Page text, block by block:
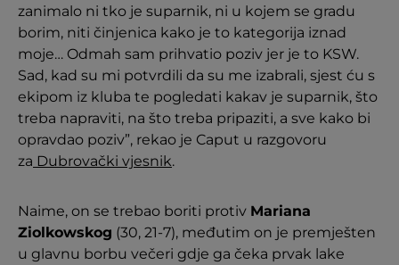
zanimalo ni tko je suparnik, ni u kojem se gradu
borim, niti činjenica kako je to kategorija iznad
moje… Odmah sam prihvatio poziv jer je to KSW.
Sad, kad su mi potvrdili da su me izabrali, sjest ću s
ekipom iz kluba te pogledati kakav je suparnik, što
treba napraviti, na što treba pripaziti, a sve kako bi
opravdao poziv”, rekao je Caput u razgovoru
za Dubrovački vjesnik.
Naime, on se trebao boriti protiv Mariana
Ziolkowskog (30, 21-7), međutim on je premješten
u glavnu borbu večeri gdje ga čeka prvak lake